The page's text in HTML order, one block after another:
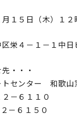
１５日（木）１２
栄４－１－１中日
・・・
トセンター 和歌山
－６１１０
－６１５０